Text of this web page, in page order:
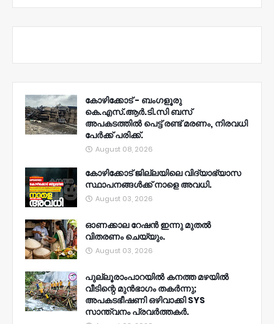
കോഴിക്കോട് - ബംഗളൂരു
കെ.എസ്.ആർ.ടി.സി ബസ്
അപകടത്തിൽ പെട്ട് രണ്ട് മരണം, നിരവധി
പേർക്ക് പരിക്ക്.
August 08, 2026
കോഴിക്കോട് ജില്ലയിലെ വിദ്യാഭ്യാസ
സ്ഥാപനങ്ങൾക്ക് നാളെ അവധി.
August 03, 2026
ഓണക്കാല റേഷൻ ഇന്നു മുതല്‍
വിതരണം ചെയ്യും.
August 03, 2026
പുല്ലൂരാംപാറയിൽ കനത്ത മഴയിൽ
വീടിന്റെ മുൻഭാഗം തകർന്നു;
അപകടഭീഷണി ഒഴിവാക്കി SYS
സാന്ത്വനം പ്രവർത്തകർ.